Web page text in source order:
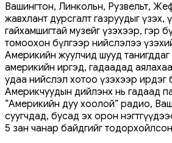
Вашингтон, Линкольн, Рузвельт,
жавхлант дурсгалт газруудыг үзэх,
гайхамшигтай музейг үзэхээр, гэр
томоохон бүлгээр нийслэлээ
Америкийн жуулчид шууд
америкийн иргэд, гадаадад
удаа нийслэл хотоо үзэхээр
Америкчуудын дийлэнх нь гадаад
“Америкийн дуу хоолой” радио,
суугчдад, бусад эх орон
5 зан чанар байдгийг